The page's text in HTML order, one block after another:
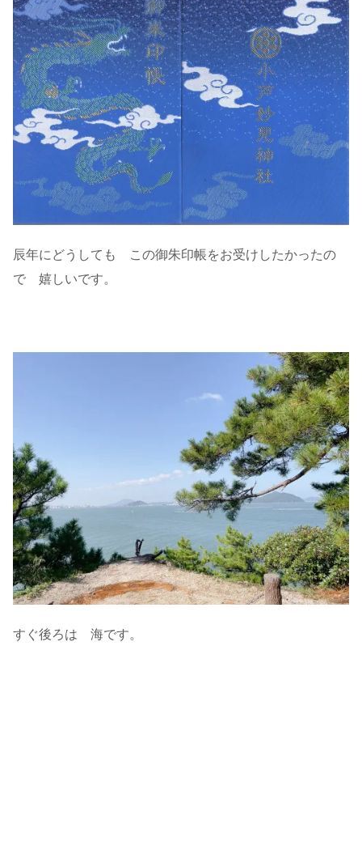
辰年にどうしても この御朱印帳をお受けしたかったの
で 嬉しいです。
すぐ後ろは 海です。